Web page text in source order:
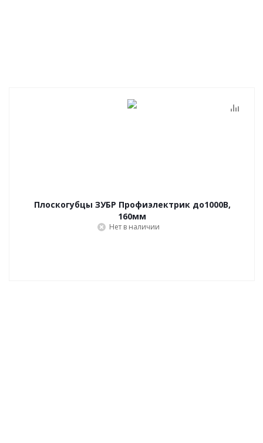
Плоскогубцы ЗУБР Профиэлектрик до1000В,
160мм
Нет в наличии